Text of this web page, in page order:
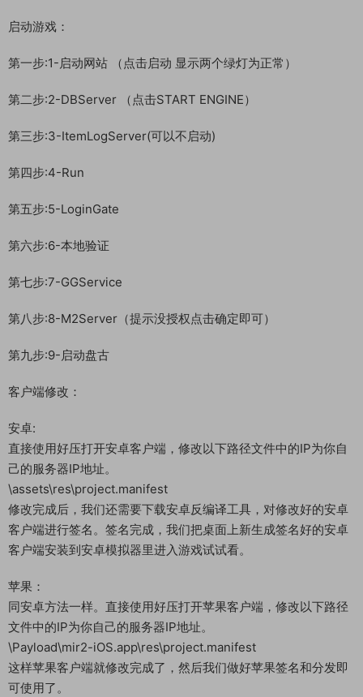
启动游戏：
第一步:1-启动网站 （点击启动 显示两个绿灯为正常）
第二步:2-DBServer （点击START ENGINE）
第三步:3-ItemLogServer(可以不启动)
第四步:4-Run
第五步:5-LoginGate
第六步:6-本地验证
第七步:7-GGService
第八步:8-M2Server（提示没授权点击确定即可）
第九步:9-启动盘古
客户端修改：
安卓:
直接使用好压打开安卓客户端，修改以下路径文件中的IP为你自
己的服务器IP地址。
\assets\res\project.manifest
修改完成后，我们还需要下载安卓反编译工具，对修改好的安卓
客户端进行签名。签名完成，我们把桌面上新生成签名好的安卓
客户端安装到安卓模拟器里进入游戏试试看。
苹果：
同安卓方法一样。直接使用好压打开苹果客户端，修改以下路径
文件中的IP为你自己的服务器IP地址。
\Payload\mir2-iOS.app\res\project.manifest
这样苹果客户端就修改完成了，然后我们做好苹果签名和分发即
可使用了。